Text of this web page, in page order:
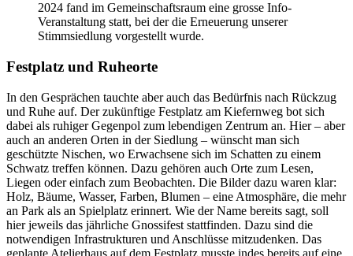
2024 fand im Gemeinschaftsraum eine grosse Info-
Veranstaltung statt, bei der die Erneuerung unserer
Stimmsiedlung vorgestellt wurde.
Festplatz und Ruheorte
In den Gesprächen tauchte aber auch das Bedürfnis nach Rückzug
und Ruhe auf. Der zukünftige Festplatz am Kiefernweg bot sich
dabei als ruhiger Gegenpol zum lebendigen Zentrum an. Hier – aber
auch an anderen Orten in der Siedlung – wünscht man sich
geschützte Nischen, wo Erwachsene sich im Schatten zu einem
Schwatz treffen können. Dazu gehören auch Orte zum Lesen,
Liegen oder einfach zum Beobachten. Die Bilder dazu waren klar:
Holz, Bäume, Wasser, Farben, Blumen – eine Atmosphäre, die mehr
an Park als an Spielplatz erinnert. Wie der Name bereits sagt, soll
hier jeweils das jährliche Gnossifest stattfinden. Dazu sind die
notwendigen Infrastrukturen und Anschlüsse mitzudenken. Das
geplante Atelierhaus auf dem Festplatz musste indes bereits auf eine